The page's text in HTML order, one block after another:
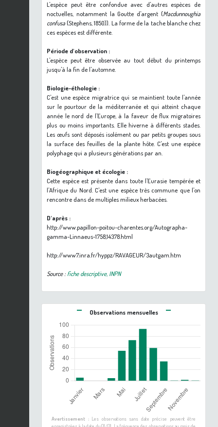
L'espèce peut être confondue avec d'autres espèces de
noctuelles, notamment la Goutte d'argent (Macdunnoughia
confusa(Stephens, 1850)). La forme de la tache blanche chez
ces espèces est différente.
Période d'observation :
L'espèce peut être observée au tout début du printemps
jusqu'à la fin de l'automne.
Biologie-éthologie :
C'est une espèce migratrice qui se maintient toute l'année
sur le pourtour de la méditerranée et qui atteint chaque
année le nord de l'Europe, à la faveur de flux migratoires
plus ou moins importants. Elle hiverne à différents stades.
Les œufs sont déposés isolément ou par petits groupes sous
la surface des feuilles de la plante hôte. C'est une espèce
polyphage qui a plusieurs générations par an.
Biogéographique et écologie :
Cette espèce est présente dans toute l'Eurasie tempérée et
l'Afrique du Nord. C'est une espèce très commune que l'on
rencontre dans de multiples milieux herbacées.
D'après :
http://www.papillon-poitou-charentes.org/Autographa-
gamma-Linnaeus-1758,14378.html
http://www7.inra.fr/hyppz/RAVAGEUR/3autgam.htm
Source : fiche descriptive, INPN
Observations mensuelles
Avertissement :Les observations sans date précise peuvent être